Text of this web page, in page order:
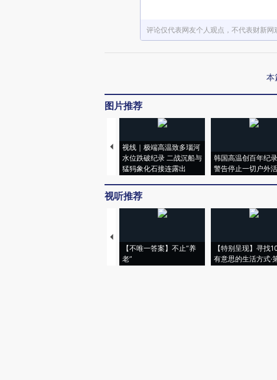
评论仅代表网友个人观点，不代表财新网
本
图片推荐
视线｜极端高温致多瑙河
水位跌破纪录 二战沉船与
猛犸象化石接连露出
韩国高温创百年纪
警告停止一切户外
视听推荐
【不唯一答案】不止“养
老”
【特别呈现】寻找
有意思的生活方式·